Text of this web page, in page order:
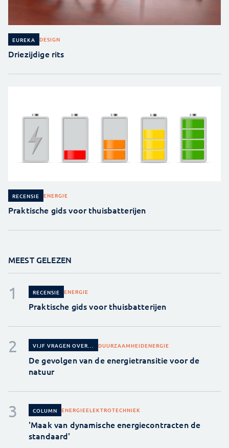
EUREKA DESIGN
Driezijdige rits
RECENSIE ENERGIE
Praktische gids voor thuisbatterijen
MEEST GELEZEN
RECENSIE ENERGIE
Praktische gids voor thuisbatterijen
VIJF VRAGEN OVER... DUURZAAMHEIDENERGIE
De gevolgen van de energietransitie voor de
natuur
COLUMN ENERGIEELEKTROTECHNIEK
'Maak van dynamische energiecontracten de
standaard'